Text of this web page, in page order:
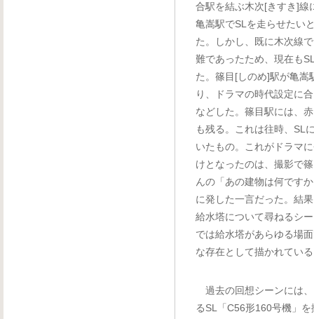
合駅を結ぶ木次[きすき]線
亀嵩駅でSLを走らせたい
た。しかし、既に木次線
難であったため、現在も
た。篠目[しのめ]駅が亀嵩
り、ドラマの時代設定に
などした。篠目駅には、
も残る。これは往時、SL
いたもの。これがドラマ
けとなったのは、撮影で
んの「あの建物は何です
に発した一言だった。結
給水塔について尋ねるシ
では給水塔があらゆる場
な存在として描かれてい
過去の回想シーンには
るSL「C56形160号機」